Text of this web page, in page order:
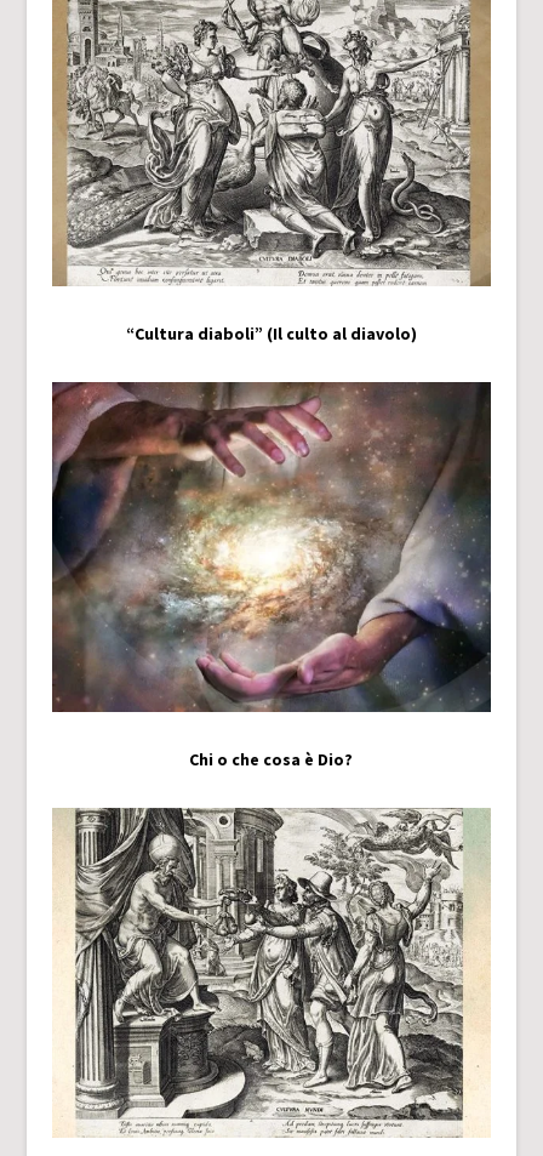
“Cultura diaboli” (Il culto al diavolo)
Chi o che cosa è Dio?